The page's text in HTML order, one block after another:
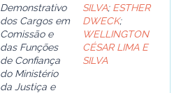
Demonstrativo
dos Cargos em
Comissão e
das Funções
de Confiança
do Ministério
da Justiça e
SILVA; ESTHER
DWECK;
WELLINGTON
CÉSAR LIMA E
SILVA